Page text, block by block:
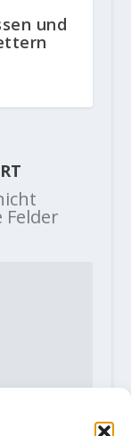
und